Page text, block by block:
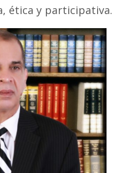
ética y participativa.